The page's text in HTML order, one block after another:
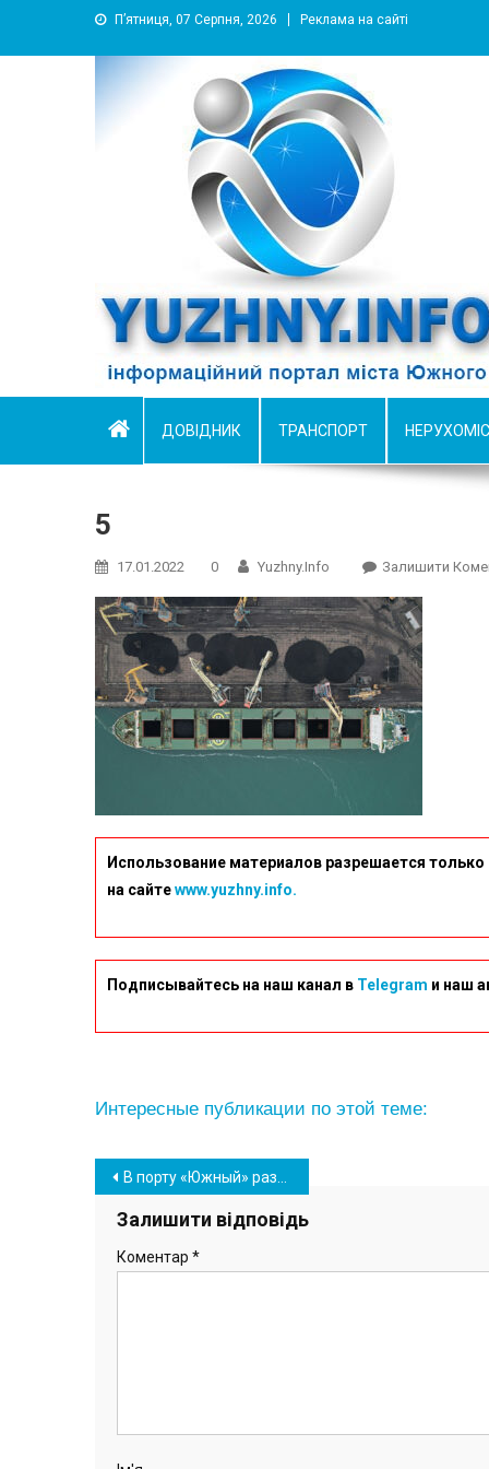
П’ятниця, 07 Серпня, 2026 Реклама на сайті
YUZHNY.INFO
информационный портал города Южный
ДОВІДНИК ТРАНСПОРТ
5
17.01.2022 0 Yuzhny.info Залишити
Использование материалов разрешается
на сайтеwww.yuzhny.info.
Подписывайтесь на наш канал в Telegram и наш
Интересные публикации по этой теме:
Навігація
записів
В порту «Южный» разгружают новую партию угля для «Центрэнерго» (фото)
Залишити відповідь
Коментар *